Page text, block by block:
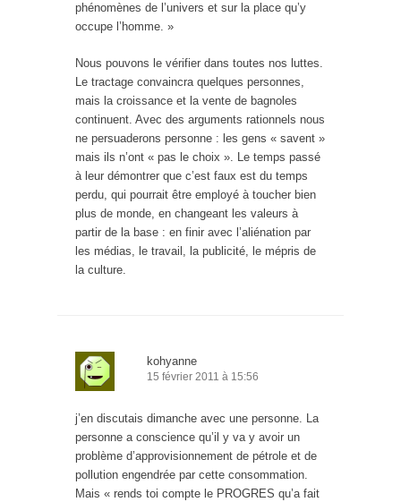
phénomènes de l’univers et sur la place qu’y
occupe l’homme. »
Nous pouvons le vérifier dans toutes nos luttes.
Le tractage convaincra quelques personnes,
mais la croissance et la vente de bagnoles
continuent. Avec des arguments rationnels nous
ne persuaderons personne : les gens « savent »
mais ils n’ont « pas le choix ». Le temps passé
à leur démontrer que c’est faux est du temps
perdu, qui pourrait être employé à toucher bien
plus de monde, en changeant les valeurs à
partir de la base : en finir avec l’aliénation par
les médias, le travail, la publicité, le mépris de
la culture.
kohyanne
15 février 2011 à 15:56
j’en discutais dimanche avec une personne. La
personne a conscience qu’il y va y avoir un
problème d’approvisionnement de pétrole et de
pollution engendrée par cette consommation.
Mais « rends toi compte le PROGRES qu’a fait